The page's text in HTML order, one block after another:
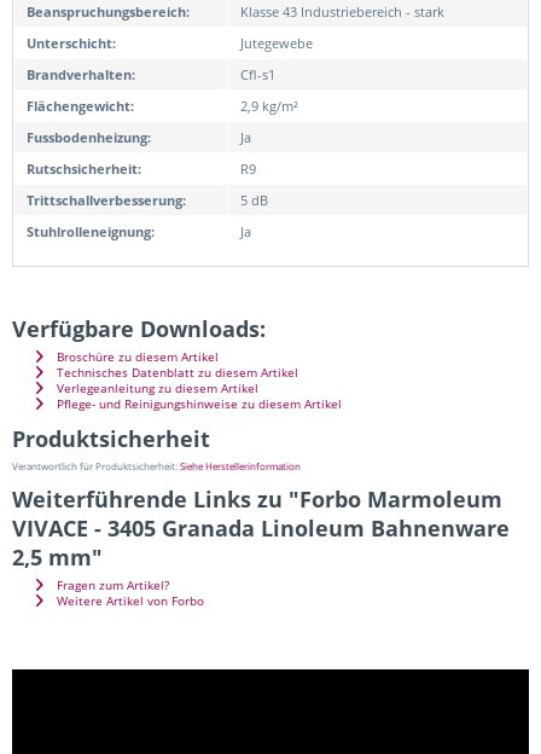
Beanspruchungsbereich:
Klasse 43 Industriebereich - stark
Unterschicht:
Jutegewebe
Brandverhalten:
Cfl-s1
Flächengewicht:
2,9 kg/m²
Fussbodenheizung:
Ja
Rutschsicherheit:
R9
Trittschallverbesserung:
5 dB
Stuhlrolleneignung:
Ja
Verfügbare Downloads:
Broschüre zu diesem Artikel
Technisches Datenblatt zu diesem Artikel
Verlegeanleitung zu diesem Artikel
Pflege- und Reinigungshinweise zu diesem Artikel
Produktsicherheit
Verantwortlich für Produktsicherheit:Siehe Herstellerinformation
Weiterführende Links zu "Forbo Marmoleum
VIVACE - 3405 Granada Linoleum Bahnenware
2,5 mm"
Fragen zum Artikel?
Weitere Artikel von Forbo